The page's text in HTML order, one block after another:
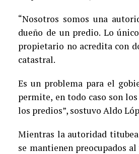
“Nosotros somos una
dueño de un predio. Lo
propietario no acredita con
catastral.
Es un problema para el
permite, en todo caso son
los predios”, sostuvo Aldo
Mientras la autoridad
se mantienen preocupados